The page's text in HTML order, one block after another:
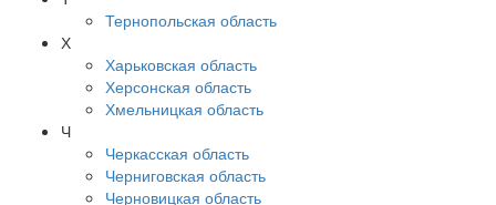
Тернопольская область
Х
Харьковская область
Херсонская область
Хмельницкая область
Ч
Черкасская область
Черниговская область
Черновицкая область